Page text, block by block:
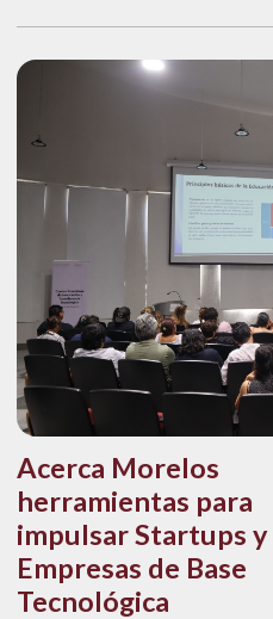
Acerca Morelos
herramientas para
impulsar Startups y
Empresas de Base
Tecnológica